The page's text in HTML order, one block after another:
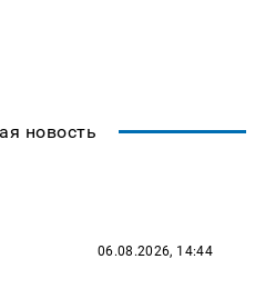
новость
06.08.2026, 14:44